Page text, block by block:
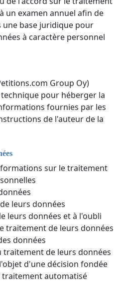
un examen annuel afin de
base juridique pour
à caractère personnel
Group Oy)
pour héberger la
fournies par les
de l'auteur de la
sur le traitement
leurs données
leurs données et à l'oubli
traitement de leurs données
données
traitement de leurs données
d'une décision fondée
traitement automatisé